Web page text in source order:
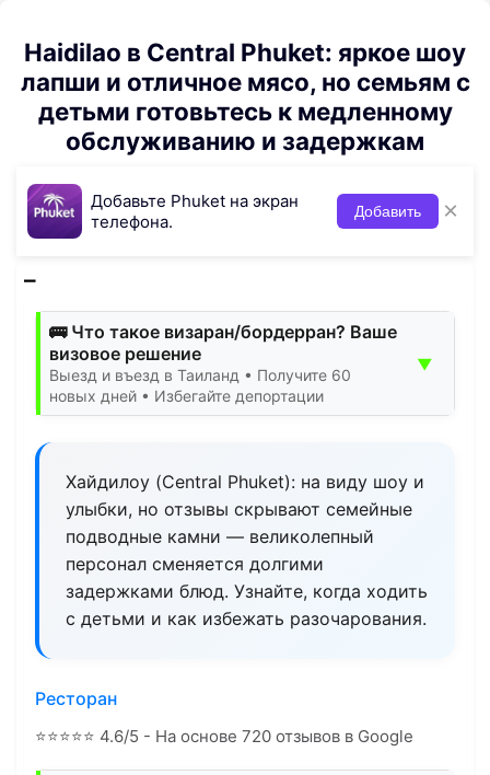
Haidilao в Central Phuket: яркое шоу
лапши и отличное мясо, но семьям с
детьми готовьтесь к медленному
обслуживанию и задержкам
Добавьте Phuket на экран
телефона.
Добавить ×
🚌 Что такое визаран/бордерран? Ваше
визовое решение
Выезд и въезд в Таиланд • Получите 60
новых дней • Избегайте депортации
▼
Хайдилоу (Central Phuket): на виду шоу и
улыбки, но отзывы скрывают семейные
подводные камни — великолепный
персонал сменяется долгими
задержками блюд. Узнайте, когда ходить
с детьми и как избежать разочарования.
Ресторан
⭐⭐⭐⭐⭐ 4.6/5 - На основе 720 отзывов в Google